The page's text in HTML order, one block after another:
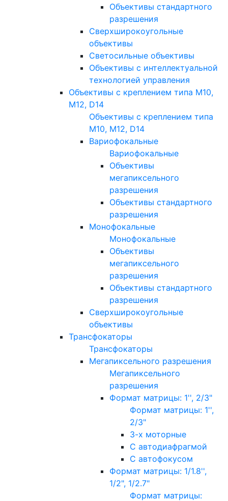
Объективы стандартного
разрешения
Сверхширокоугольные
объективы
Светосильные объективы
Объективы с интеллектуальной
технологией управления
Объективы с креплением типа M10,
M12, D14
Объективы с креплением типа
M10, M12, D14
Вариофокальные
Вариофокальные
Объективы
мегапиксельного
разрешения
Объективы стандартного
разрешения
Монофокальные
Монофокальные
Объективы
мегапиксельного
разрешения
Объективы стандартного
разрешения
Сверхширокоугольные
объективы
Трансфокаторы
Трансфокаторы
Мегапиксельного разрешения
Мегапиксельного
разрешения
Формат матрицы: 1'', 2/3"
Формат матрицы: 1'',
2/3"
3-х моторные
С автодиафрагмой
С автофокусом
Формат матрицы: 1/1.8'',
1/2", 1/2.7"
Формат матрицы: